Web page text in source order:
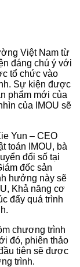
Việt Nam từ
đáng chú ý với
tổ chức vào
Sự kiện được
phẩm mới của
của IMOU sẽ
Yun – CEO
toán IMOU, bà
đổi số tại
đốc sản
hưởng này sẽ
Khả năng cơ
đẩy quá trình
chương trình
đó, phiên thảo
tiên sẽ được
trình.